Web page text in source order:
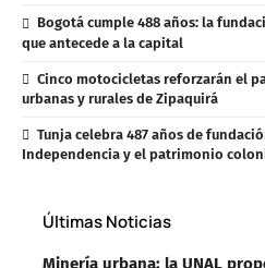
Bogotá cumple 488 años: la
que antecede a la capital
Cinco motocicletas reforzarán el
urbanas y rurales de Zipaquirá
Tunja celebra 487 años de
Independencia y el patrimonio
Últimas Noticias
Minería urbana: la UNAL